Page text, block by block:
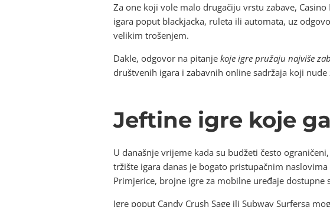
Za one koji vole malo drugačiju vrstu zabave,
igara poput blackjacka, ruleta ili automata, uz
velikim trošenjem.
Dakle, odgovor na pitanje koje igre pružaju najviše
društvenih igara i zabavnih online sadržaja koji
Jeftine igre koje
U današnje vrijeme kada su budžeti često
tržište igara danas je bogato pristupačnim
Primjerice, brojne igre za mobilne uređaje
Igre poput Candy Crush Sage ili Subway Surfersa